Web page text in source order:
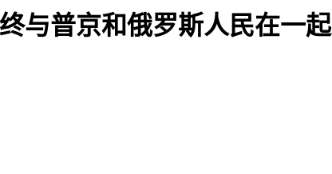
与普京和俄罗斯人民在一起